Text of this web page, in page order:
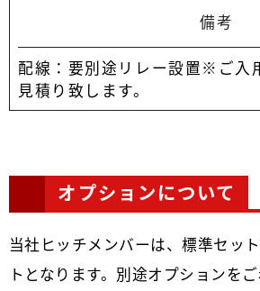
備考
配線：要別途リレー設置※ご入
見積り致します。
オプションについて
当社ヒッチメンバーは、標準セッ
トとなります。別途オプションを